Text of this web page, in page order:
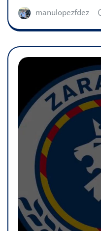
manulopezfdez